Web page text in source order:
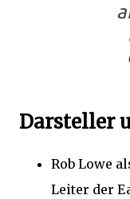
Darsteller
Rob Lowe
Leiter der